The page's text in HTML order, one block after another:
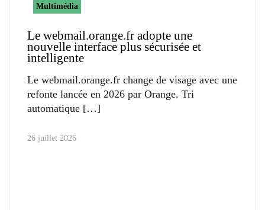
Multimédia
Le webmail.orange.fr adopte une
nouvelle interface plus sécurisée et
intelligente
Le webmail.orange.fr change de visage avec une
refonte lancée en 2026 par Orange. Tri
automatique
26 juillet 2026